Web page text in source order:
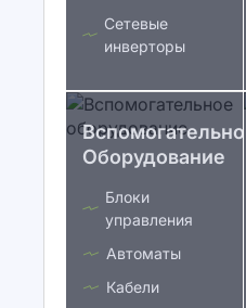
Сетевые
инверторы
Вспомогательное
Оборудование
Блоки
управления
Автоматы
Кабели